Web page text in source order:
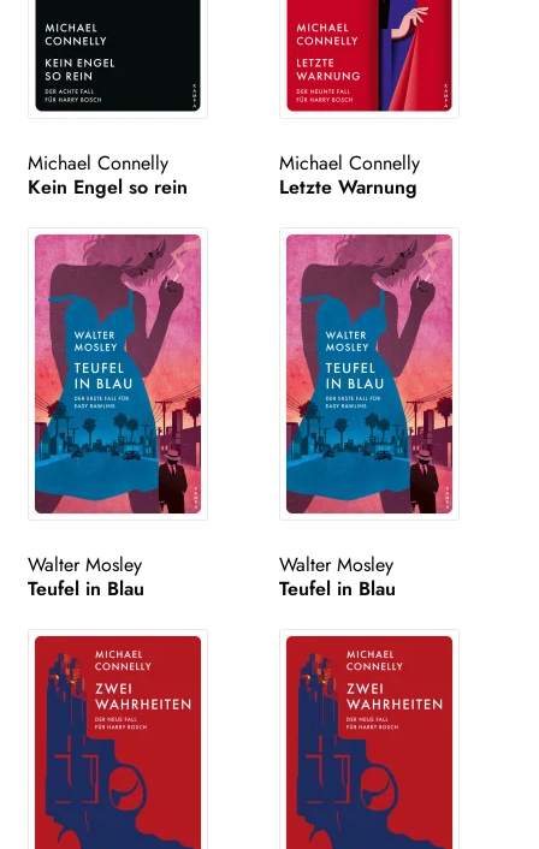
Michael Connelly
Kein Engel so rein
Michael Connelly
Letzte Warnung
Walter Mosley
Teufel in Blau
Walter Mosley
Teufel in Blau